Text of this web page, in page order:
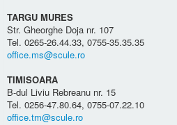
TARGU MURES
Str. Gheorghe Doja nr. 107
Tel. 0265-26.44.33, 0755-35.35.35
office.ms@scule.ro
TIMISOARA
B-dul Liviu Rebreanu nr. 15
Tel. 0256-47.80.64, 0755-07.22.10
office.tm@scule.ro